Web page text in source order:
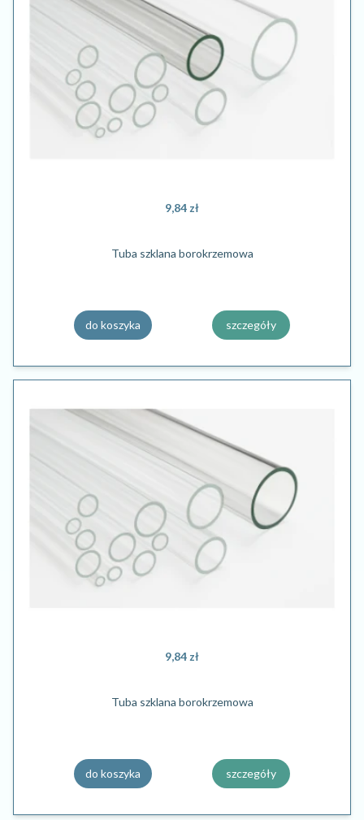
9,84 zł
Tuba szklana borokrzemowa
do koszyka szczegóły
9,84 zł
Tuba szklana borokrzemowa
do koszyka szczegóły